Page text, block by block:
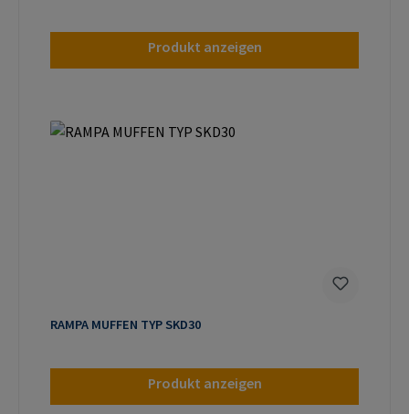
Produkt anzeigen
RAMPA MUFFEN TYP SKD30
Produkt anzeigen